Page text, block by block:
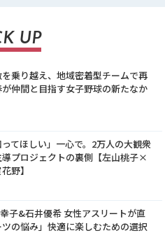
UP
乗り越え、地域密着型チームで再
仲間と目指す女子野球の新たなか
ってほしい」一心で。2万人の大観衆
プロジェクトの裏側【左山桃子×
野】
子&石井優希 女性アスリートが直
の悩み」快適に楽しむための選択